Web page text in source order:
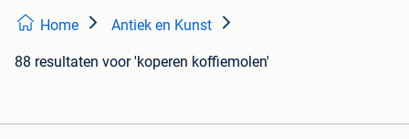
Home Antiek en Kunst
88 resultaten voor 'koperen koffiemolen'